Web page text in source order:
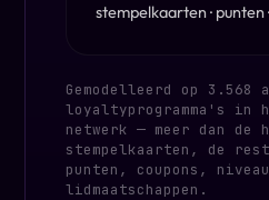
stempelkaarten · punten
Gemodelleerd op 3.568
loyaltyprogramma's in
netwerk — meer dan
stempelkaarten, de
punten, coupons,
lidmaatschappen.